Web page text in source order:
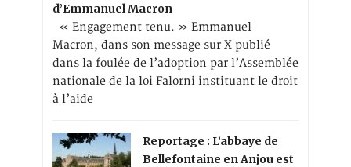
d’Emmanuel Macron
« Engagement tenu. » Emmanuel
Macron, dans son message sur X publié
dans la foulée de l’adoption par l’Assemblée
nationale de la loi Falorni instituant le droit
à l’aide
Reportage : L’abbaye de
Bellefontaine en Anjou est